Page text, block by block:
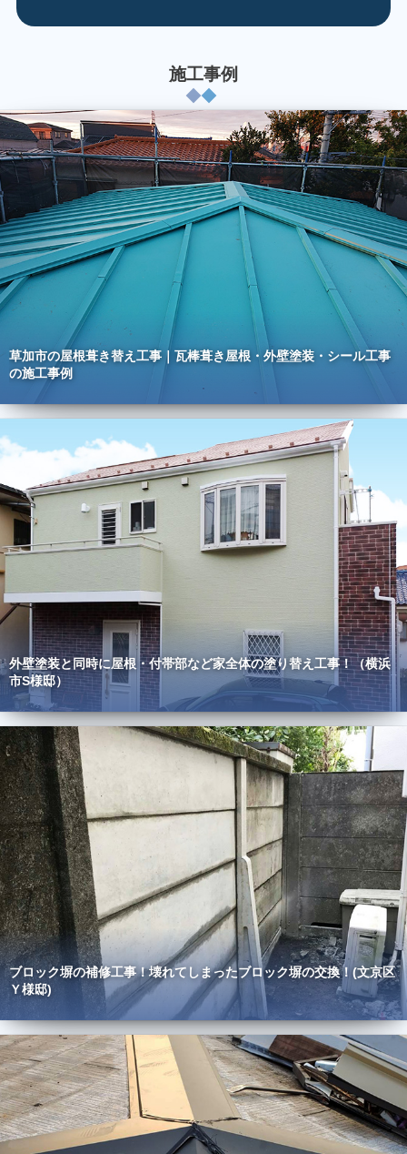
施工事例
草加市の屋根葺き替え工事｜瓦棒葺き屋根・外壁塗装・シール工事
の施工事例
外壁塗装と同時に屋根・付帯部など家全体の塗り替え工事！（横浜
市S様邸）
ブロック塀の補修工事！壊れてしまったブロック塀の交換！(文京区
Ｙ様邸)